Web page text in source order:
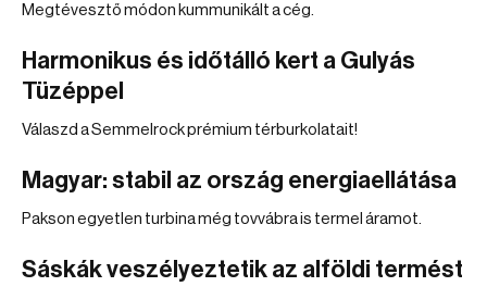
Megtévesztő módon kummunikált a cég.
Harmonikus és időtálló kert a Gulyás
Tüzéppel
Válaszd a Semmelrock prémium térburkolatait!
Magyar: stabil az ország energiaellátása
Pakson egyetlen turbina még tovvábra is termel áramot.
Sáskák veszélyeztetik az alföldi termést